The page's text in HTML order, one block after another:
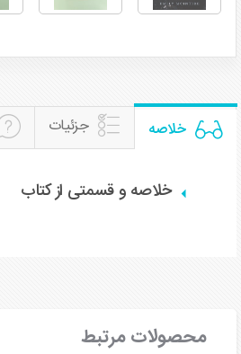
خلاصه جزئیات
خلاصه و قسمتی از کتاب
محصولات مرتبط